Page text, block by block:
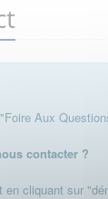
Aux
contacter ?
cliquant sur